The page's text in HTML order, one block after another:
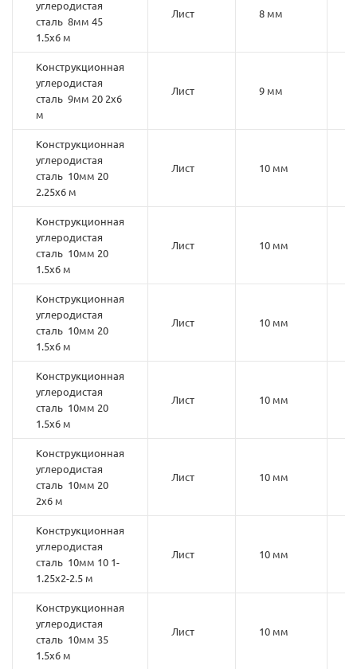
углеродистая
сталь 8мм 45
1.5х6 м
Лист 8 мм
Конструкционная
углеродистая
сталь 9мм 20 2х6
м
Лист 9 мм
Конструкционная
углеродистая
сталь 10мм 20
2.25х6 м
Лист 10 мм
Конструкционная
углеродистая
сталь 10мм 20
1.5х6 м
Лист 10 мм
Конструкционная
углеродистая
сталь 10мм 20
1.5х6 м
Лист 10 мм
Конструкционная
углеродистая
сталь 10мм 20
1.5х6 м
Лист 10 мм
Конструкционная
углеродистая
сталь 10мм 20
2х6 м
Лист 10 мм
Конструкционная
углеродистая
сталь 10мм 10 1-
1.25х2-2.5 м
Лист 10 мм
Конструкционная
углеродистая
сталь 10мм 35
1.5х6 м
Лист 10 мм